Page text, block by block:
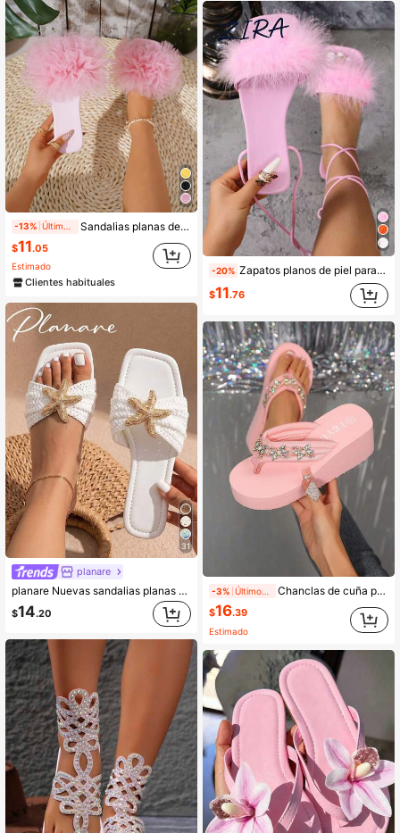
-13% Últimos 2 días Sandalias planas de moda para mujer en color rosa, con malla arrugada, punta abierta, cómoda y de punta cuadrada, para primavera/verano, atuendos de playa
$11.05
Estimado
Clientes habituales
31
planare
planare Nuevas sandalias planas blancas minimalistas de verano para mujer con decoración metálica, zapatillas para mujer, zapatos de verano, esencial para vacaciones, punta cuadrada sin cordones
$14.20
-20% Zapatos planos de piel para mujer Zira, zapatos de fiesta, sandalias planas con tiras romanas, zapatos de boda, sandalias elegantes con tiras cruzadas estilo hada
$11.76
-3% Chanclas de cuña para mujer con suela gruesa antideslizante, cómoda y suave, decoración floral con strass, unicolor, punta redonda, rosa, esencial para vacaciones
$16.39
Estimado